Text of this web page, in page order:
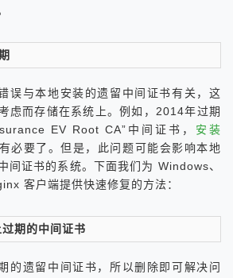
误与本地安装的遗留中间证书有关，这
虑而存储在系统上。例如，2014年过期
EV Root CA”中间证书， 安装
必要了。但是，此问题可能会影响本地
间证书的系统。下面我们为 Windows、
客户端提供快速修复的方法：
期的中间证书
的遗留中间证书，所以删除即可解决问